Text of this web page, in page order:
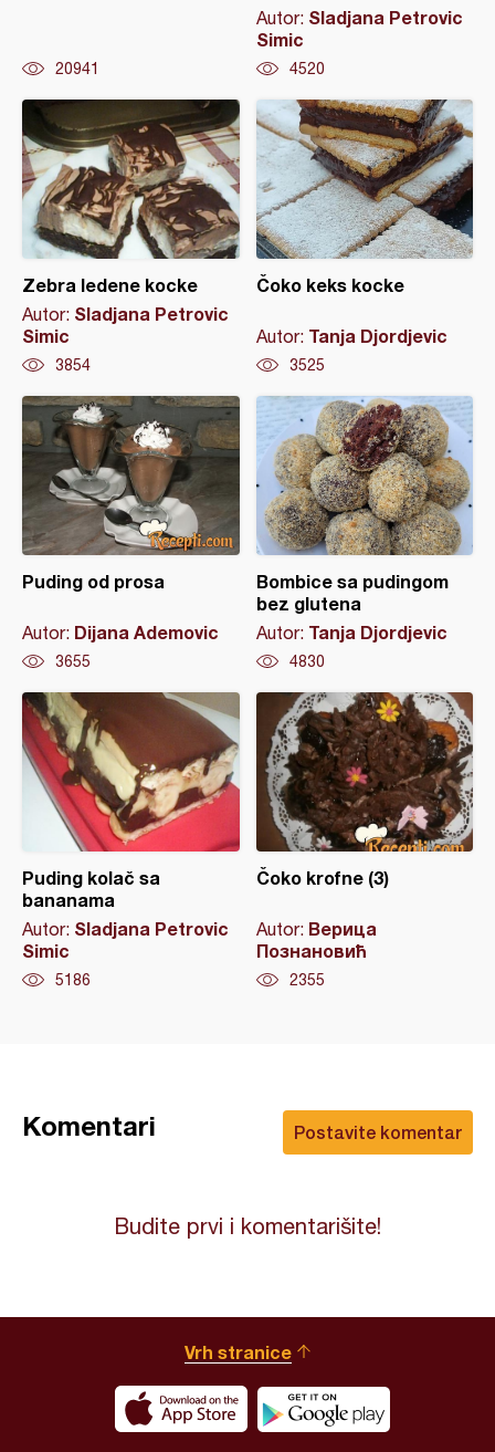
20941
Autor: Sladjana Petrovic
Simic
4520
Zebra ledene kocke
Autor: Sladjana Petrovic
Simic
3854
Čoko keks kocke
Autor: Tanja Djordjevic
3525
Puding od prosa
Autor: Dijana Ademovic
3655
Bombice sa pudingom
bez glutena
Autor: Tanja Djordjevic
4830
Puding kolač sa
bananama
Autor: Sladjana Petrovic
Simic
5186
Čoko krofne (3)
Autor: Верица
Познановић
2355
Postavite komentar
Komentari
Budite prvi i komentarišite!
Vrh stranice